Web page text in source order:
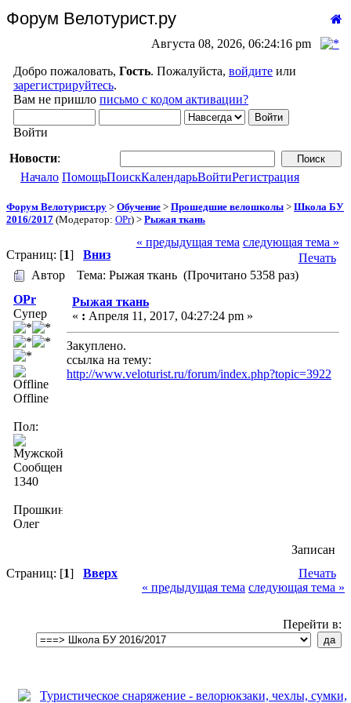
Форум Велотурист.ру
Августа 08, 2026, 06:24:16 pm
Добро пожаловать, Гость. Пожалуйста, войдите или
зарегистрируйтесь.
Вам не пришло письмо с кодом активации?
Войти
Новости:
Начало ПомощьПоискКалендарьВойтиРегистрация
Форум Велотурист.ру > Обучение > Прошедшие велошколы > Школа БУ
2016/2017 (Модератор: OPr) > Рыжая ткань
Страниц: [1] Вниз
« предыдущая тема следующая тема »
Печать
Автор
Тема: Рыжая ткань (Прочитано 5358 раз)
OPr
Супер
Offline
Пол:
Сообщений:
1340
Прошкин
Олег
Рыжая ткань
« : Апреля 11, 2017, 04:27:24 pm »
Закуплено.
ссылка на тему:
http://www.veloturist.ru/forum/index.php?topic=3922
Записан
Страниц: [1] Вверх
Печать
« предыдущая тема следующая тема »
Перейти в: